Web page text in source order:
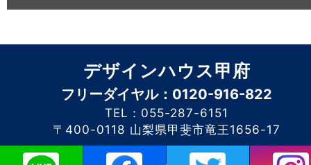
デザインハウス甲府
フリーダイヤル：0120-916-822
TEL：055-287-6151
〒400-0118 山梨県甲斐市竜王1656-17
このホームページに掲載されるコンテンツの無断転載を禁止いたします。デザイン